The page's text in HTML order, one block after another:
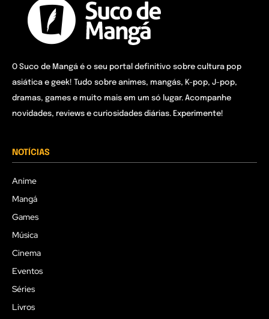
O Suco de Mangá é o seu portal definitivo sobre cultura pop
asiática e geek! Tudo sobre animes, mangás, K-pop, J-pop,
dramas, games e muito mais em um só lugar. Acompanhe
novidades, reviews e curiosidades diárias. Experimente!
NOTÍCIAS
Anime
Mangá
Games
Música
Cinema
Eventos
Séries
Livros